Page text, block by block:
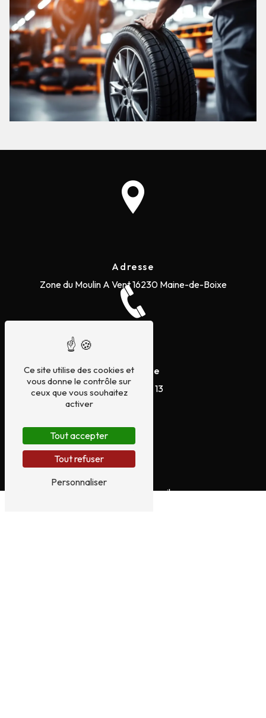
Adresse
Zone du Moulin A Vent16230 Maine-de-Boixe
Téléphone
05 45 20 73 13
servicesautos16@gmail.com
Ce site utilise des cookies et
vous donne le contrôle sur
ceux que vous souhaitez
activer
Tout accepter
Tout refuser
Personnaliser